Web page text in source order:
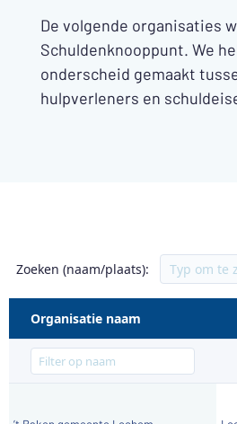
De volgende organisaties
Schuldenknooppunt. We
onderscheid gemaakt
hulpverleners en
Zoeken (naam/plaats):
Organisatie naam